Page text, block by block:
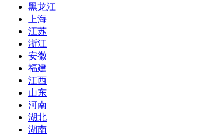
黑龙江
上海
江苏
浙江
安徽
福建
江西
山东
河南
湖北
湖南